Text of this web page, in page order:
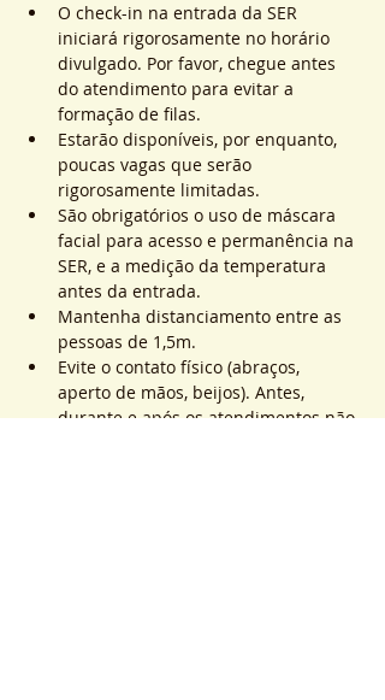
O check-in na entrada da SER
iniciará rigorosamente no horário
divulgado. Por favor, chegue antes
do atendimento para evitar a
formação de filas.
Estarão disponíveis, por enquanto,
poucas vagas que serão
rigorosamente limitadas.
São obrigatórios o uso de máscara
facial para acesso e permanência na
SER, e a medição da temperatura
antes da entrada.
Mantenha distanciamento entre as
pessoas de 1,5m.
Evite o contato físico (abraços,
aperto de mãos, beijos). Antes,
durante e após os atendimentos não